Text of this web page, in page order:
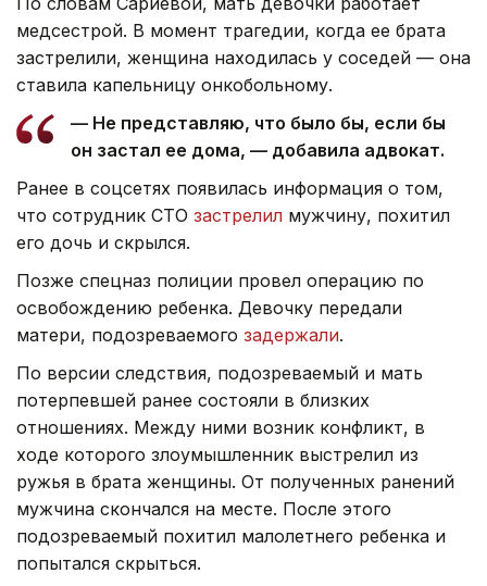
медсестрой. В момент трагедии, когда ее брата
застрелили, женщина находилась у соседей — она
ставила капельницу онкобольному.
— Не представляю, что было бы, если бы
он застал ее дома, — добавила адвокат.
Ранее в соцсетях появилась информация о том,
что сотрудник СТО застрелил мужчину, похитил
его дочь и скрылся.
Позже спецназ полиции провел операцию по
освобождению ребенка. Девочку передали
матери, подозреваемого задержали.
По версии следствия, подозреваемый и мать
потерпевшей ранее состояли в близких
отношениях. Между ними возник конфликт, в
ходе которого злоумышленник выстрелил из
ружья в брата женщины. От полученных ранений
мужчина скончался на месте. После этого
подозреваемый похитил малолетнего ребенка и
попытался скрыться.